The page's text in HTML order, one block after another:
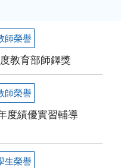
師榮譽
教育部師鐸獎
師榮譽
度績優實習輔導
生榮譽